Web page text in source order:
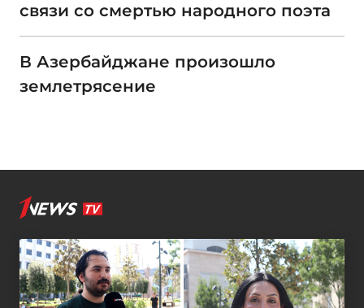
связи со смертью народного поэта
В Азербайджане произошло
землетрясение